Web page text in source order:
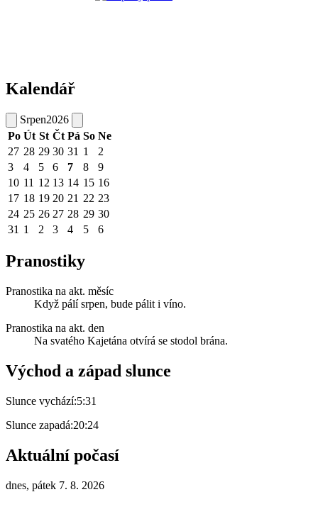
Kalendář
Srpen2026
Po Út St Čt Pá So Ne
27 28 29 30 31 1
2
3
4 5 6 7 8
9
10 11 12 13 14 15 16
17 18 19 20 21 22 23
24 25 26 27 28 29 30
31 1 2 3 4 5 6
Pranostiky
Pranostika na akt. měsíc
Když pálí srpen, bude pálit i víno.
Pranostika na akt. den
Na svatého Kajetána otvírá se stodol brána.
Východ a západ slunce
Slunce vychází:5:31
Slunce zapadá:20:24
Aktuální počasí
dnes, pátek 7. 8. 2026